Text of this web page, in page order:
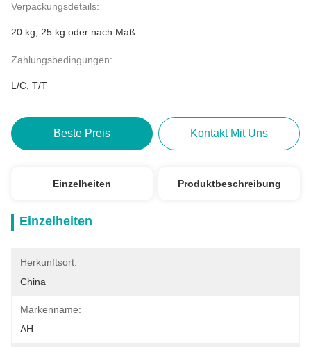
Verpackungsdetails:
20 kg, 25 kg oder nach Maß
Zahlungsbedingungen:
L/C, T/T
Beste Preis Kontakt Mit Uns
Einzelheiten Produktbeschreibung
Einzelheiten
Herkunftsort:
China
Markenname:
AH